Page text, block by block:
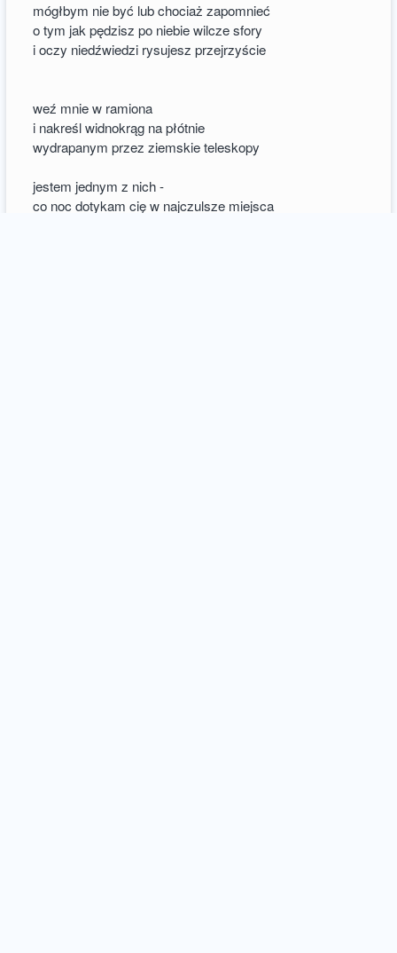
mógłbym nie być lub chociaż zapomnieć
o tym jak pędzisz po niebie wilcze sfory
i oczy niedźwiedzi rysujesz przejrzyście
weź mnie w ramiona
i nakreśl widnokrąg na płótnie
wydrapanym przez ziemskie teleskopy
jestem jednym z nich -
co noc dotykam cię w najczulsze miejsca